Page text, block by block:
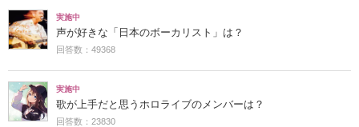
実施中
声が好きな「日本のボーカリスト」は？
回答数：49368
実施中
歌が上手だと思うホロライブのメンバーは？
回答数：23830